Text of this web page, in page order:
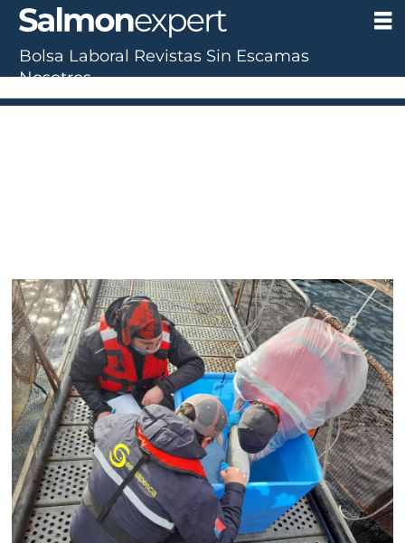
Bolsa Laboral Revistas Sin Escamas
Nosotros